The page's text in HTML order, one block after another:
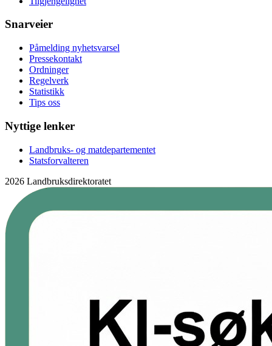
Snarveier
Påmelding nyhetsvarsel
Pressekontakt
Ordninger
Regelverk
Statistikk
Tips oss
Nyttige lenker
Landbruks- og matdepartementet
Statsforvalteren
2026 Landbruksdirektoratet